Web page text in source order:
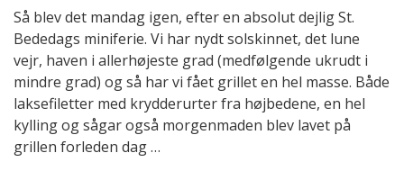
Så blev det mandag igen, efter en absolut dejlig St.
Bededags miniferie. Vi har nydt solskinnet, det lune
vejr, haven i allerhøjeste grad (medfølgende ukrudt i
mindre grad) og så har vi fået grillet en hel masse. Både
laksefiletter med krydderurter fra højbedene, en hel
kylling og sågar også morgenmaden blev lavet på
grillen forleden dag …